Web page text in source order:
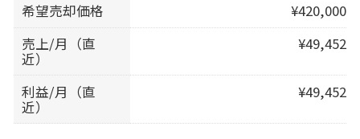
希望売却価格
¥420,000
売上/月（直
近）
¥49,452
利益/月（直
近）
¥49,452